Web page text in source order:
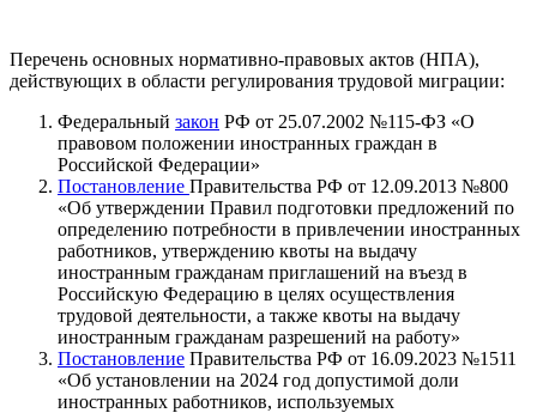
Перечень основных нормативно-правовых актов (НПА),
действующих в области регулирования трудовой миграции:
Федеральный закон РФ от 25.07.2002 №115-ФЗ «О
правовом положении иностранных граждан в
Российской Федерации»
Постановление Правительства РФ от 12.09.2013 №800
«Об утверждении Правил подготовки предложений по
определению потребности в привлечении иностранных
работников, утверждению квоты на выдачу
иностранным гражданам приглашений на въезд в
Российскую Федерацию в целях осуществления
трудовой деятельности, а также квоты на выдачу
иностранным гражданам разрешений на работу»
Постановление Правительства РФ от 16.09.2023 №1511
«Об установлении на 2024 год допустимой доли
иностранных работников, используемых